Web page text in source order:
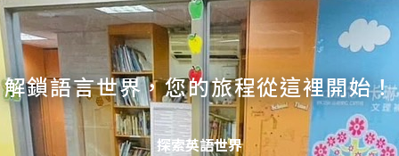
解鎖語言世界，您的旅程從這裡開始！
探索英語世界